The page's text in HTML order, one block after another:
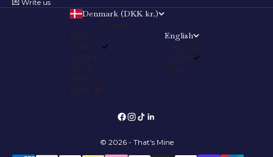
💌 Write us
Denmark (DKK kr.)
Country
EUR €
DKK kr.
HKD $
JPY ¥
NOK kr
KRW ₩
English
Language
English
Dansk
© 2026 - That's Mine